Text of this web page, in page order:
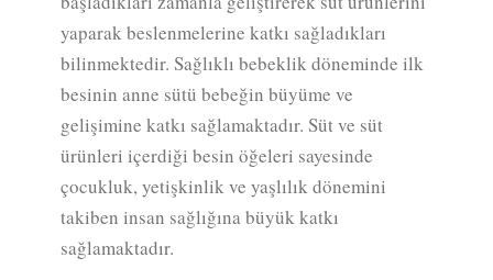
yaparak beslenmelerine katkı sağladıkları
bilinmektedir. Sağlıklı bebeklik döneminde ilk
besinin anne sütü bebeğin büyüme ve
gelişimine katkı sağlamaktadır. Süt ve süt
ürünleri içerdiği besin öğeleri sayesinde
çocukluk, yetişkinlik ve yaşlılık dönemini
takiben insan sağlığına büyük katkı
sağlamaktadır.